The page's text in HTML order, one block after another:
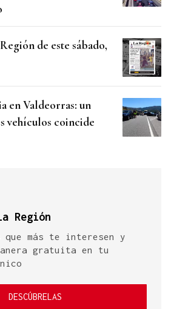
de este sábado,
en Valdeorras: un
vehículos coincide
Región
que más te interesen y
gratuita en tu
DESCÚBRELAS